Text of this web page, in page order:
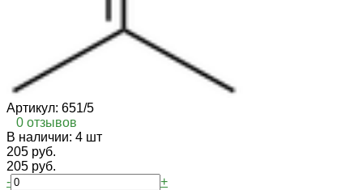
Артикул: 651/5
0 отзывов
В наличии: 4 шт
205 руб.
205 руб.
-
+